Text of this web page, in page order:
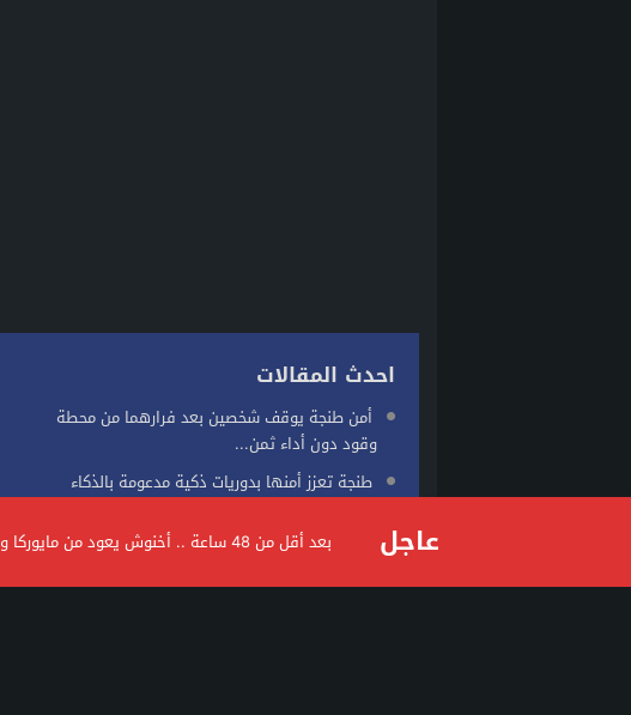
احدث المقالات
أمن طنجة يوقف شخصين بعد فرارهما من محطة
وقود دون أداء ثمن...
طنجة تعزز أمنها بدوريات ذكية مدعومة بالذكاء
نشرة انذارية: موجة حر وزخات رعدية مع تساقط البرد
عاجل بعد أقل من 48 ساعة .. أخنوش يعود من مايوركا وسط جدل واسع حول توقيت الرحلة